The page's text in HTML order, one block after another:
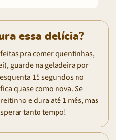
essa delícia?
pra comer quentinhas,
guarde na geladeira por
15 segundos no
quase como nova. Se
e dura até 1 mês, mas
tanto tempo!